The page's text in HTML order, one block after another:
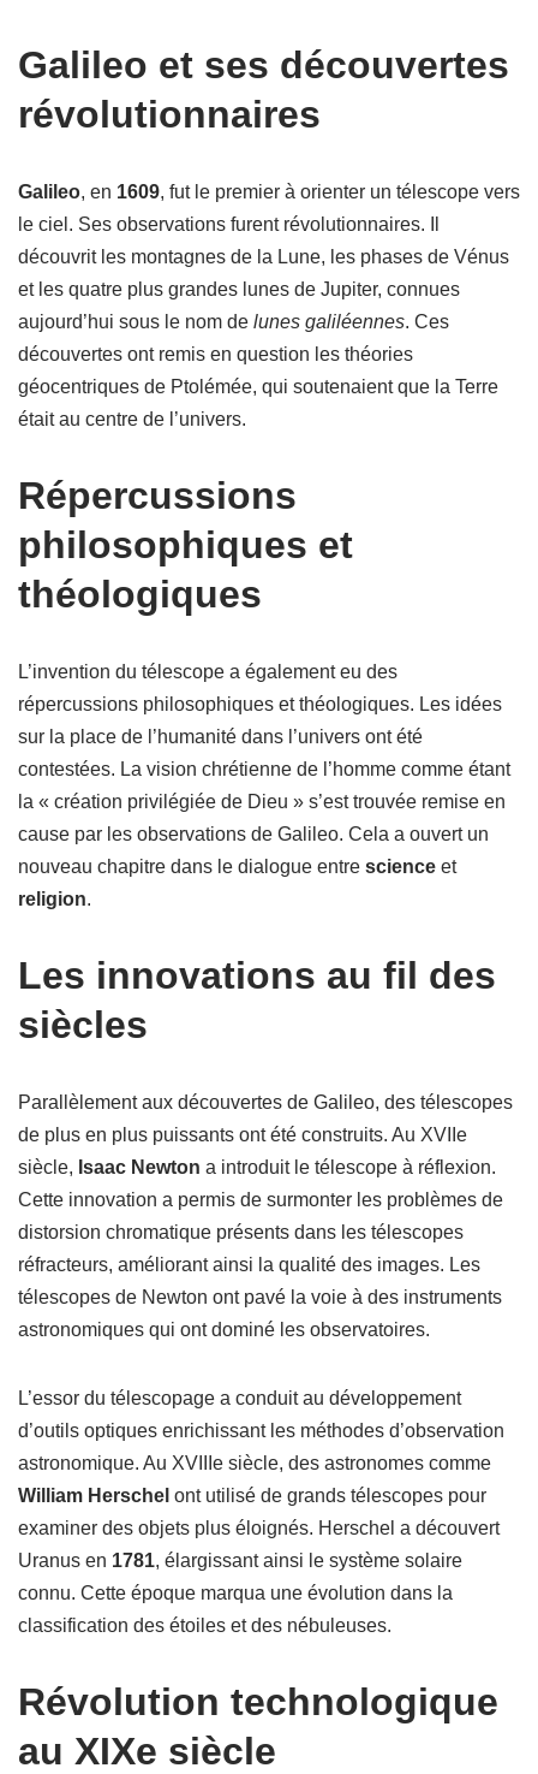
Galileo et ses découvertes
révolutionnaires
Galileo, en 1609, fut le premier à orienter un télescope vers
le ciel. Ses observations furent révolutionnaires. Il
découvrit les montagnes de la Lune, les phases de Vénus
et les quatre plus grandes lunes de Jupiter, connues
aujourd’hui sous le nom de lunes galiléennes. Ces
découvertes ont remis en question les théories
géocentriques de Ptolémée, qui soutenaient que la Terre
était au centre de l’univers.
Répercussions
philosophiques et
théologiques
L’invention du télescope a également eu des
répercussions philosophiques et théologiques. Les idées
sur la place de l’humanité dans l’univers ont été
contestées. La vision chrétienne de l’homme comme étant
la « création privilégiée de Dieu » s’est trouvée remise en
cause par les observations de Galileo. Cela a ouvert un
nouveau chapitre dans le dialogue entre science et
religion.
Les innovations au fil des
siècles
Parallèlement aux découvertes de Galileo, des télescopes
de plus en plus puissants ont été construits. Au XVIIe
siècle, Isaac Newton a introduit le télescope à réflexion.
Cette innovation a permis de surmonter les problèmes de
distorsion chromatique présents dans les télescopes
réfracteurs, améliorant ainsi la qualité des images. Les
télescopes de Newton ont pavé la voie à des instruments
astronomiques qui ont dominé les observatoires.
L’essor du télescopage a conduit au développement
d’outils optiques enrichissant les méthodes d’observation
astronomique. Au XVIIIe siècle, des astronomes comme
William Herschel ont utilisé de grands télescopes pour
examiner des objets plus éloignés. Herschel a découvert
Uranus en 1781, élargissant ainsi le système solaire
connu. Cette époque marqua une évolution dans la
classification des étoiles et des nébuleuses.
Révolution technologique
au XIXe siècle